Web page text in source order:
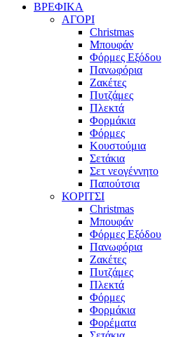
ΒΡΕΦΙΚΑ
ΑΓΟΡΙ
Christmas
Μπουφάν
Φόρμες Εξόδου
Πανωφόρια
Ζακέτες
Πυτζάμες
Πλεκτά
Φορμάκια
Φόρμες
Κουστούμια
Σετάκια
Σετ νεογέννητο
Παπούτσια
ΚΟΡΙΤΣΙ
Christmas
Μπουφάν
Φόρμες Εξόδου
Πανωφόρια
Ζακέτες
Πυτζάμες
Πλεκτά
Φόρμες
Φορμάκια
Φορέματα